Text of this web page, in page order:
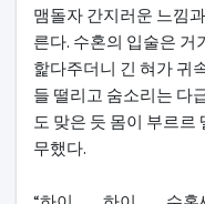
맴돌자 간지러운 느낌
른다. 수혼의 입술은 거
핥다주더니 긴 혀가 귀
들 떨리고 숨소리는 다
도 맞은 듯 몸이 부르르
무했다.